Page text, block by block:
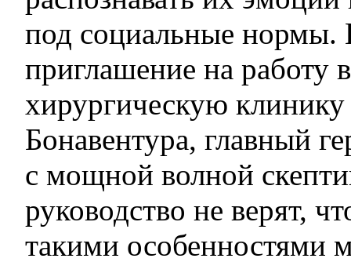
под социальные нормы.
приглашение на работу
хирургическую
Бонавентура, главный
с мощной волной
руководство не верят,
такими особенностями